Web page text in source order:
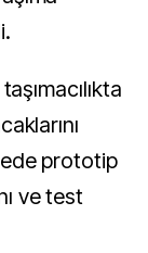
prototip
ve test